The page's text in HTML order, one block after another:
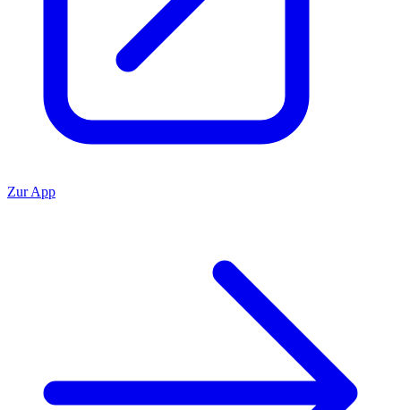
Zur App